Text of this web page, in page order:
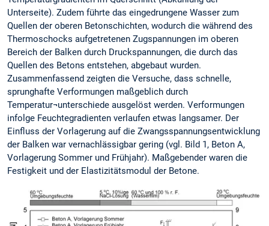
Unterseite). Zudem führte das eingedrungene Wasser zum
Quellen der oberen Betonschichten, wodurch die während des
Thermoschocks aufgetretenen Zugspannungen im oberen
Bereich der Balken durch Druckspannungen, die durch das
Quellen des Betons entstehen, abgebaut wurden.
Zusammenfassend zeigten die Versuche, dass schnelle,
sprunghafte Verformungen maßgeblich durch
Temperatur¬unterschiede ausgelöst werden. Verformungen
infolge Feuchtegradienten verlaufen etwas langsamer. Der
Einfluss der Vorlagerung auf die Zwangsspannungsentwicklung
der Balken war vernachlässigbar gering (vgl. Bild 1, Beton A,
Vorlagerung Sommer und Frühjahr). Maßgebender waren die
Festigkeit und der Elastizitätsmodul der Betone.